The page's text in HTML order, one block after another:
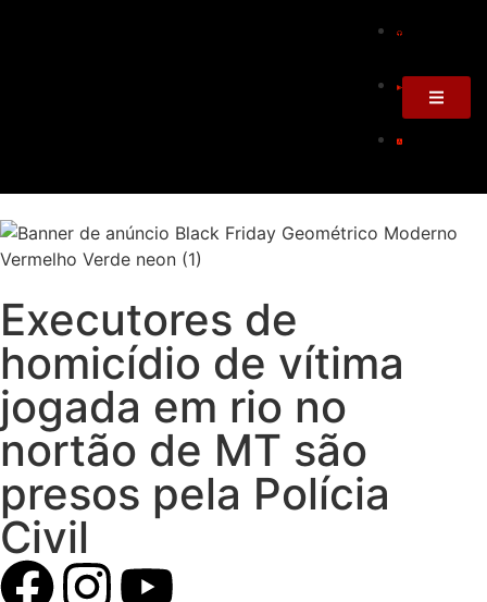
Executores de
homicídio de vítima
jogada em rio no
nortão de MT são
presos pela Polícia
Civil